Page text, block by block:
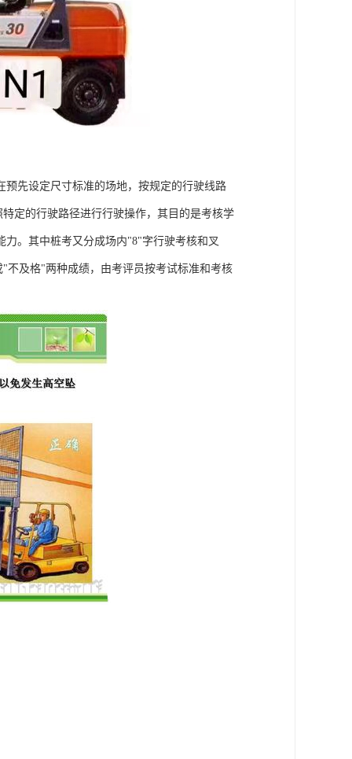
先设定尺寸标准的场地，按规定的行驶线路
定的行驶路径进行行驶操作，其目的是考核学
。其中桩考又分成场内"8"字行驶考核和叉
不及格"两种成绩，由考评员按考试标准和考核